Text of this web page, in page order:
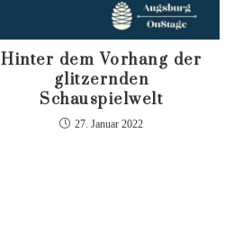
Hinter dem Vorhang der
glitzernden
Schauspielwelt
27. Januar 2022